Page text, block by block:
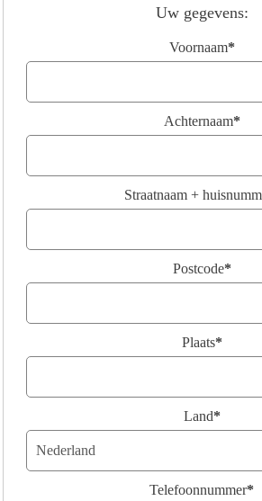
Uw gegevens:
Voornaam*
Achternaam*
Straatnaam +
Postcode*
Plaats*
Land*
Telefoonnummer*